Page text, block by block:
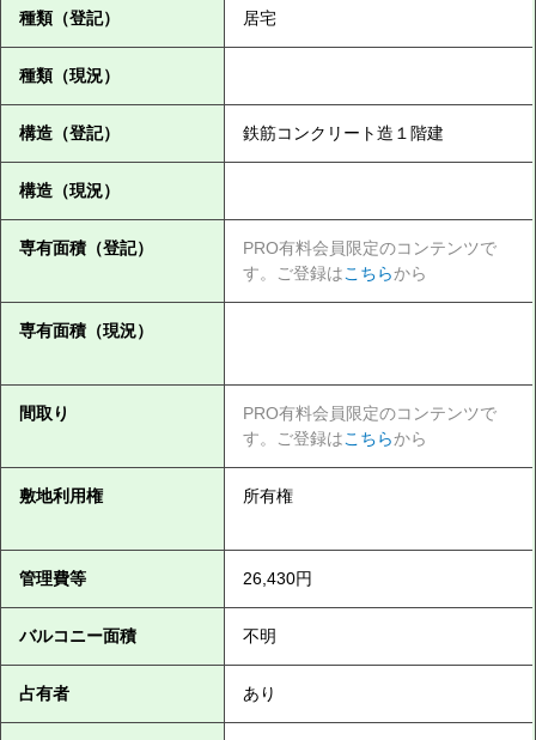
種類（登記） 居宅
種類（現況）
構造（登記） 鉄筋コンクリート造１階建
構造（現況）
専有面積（登記）
PRO有料会員限定のコンテンツで
す。ご登録はこちらから
専有面積（現況）
間取り
PRO有料会員限定のコンテンツで
す。ご登録はこちらから
敷地利用権 所有権
管理費等 26,430円
バルコニー面積 不明
占有者 あり